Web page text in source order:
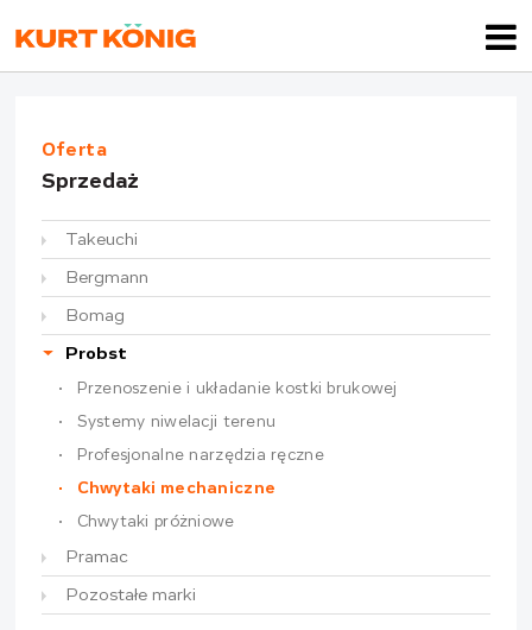
Oferta
Sprzedaż
Takeuchi
Bergmann
Bomag
Probst
Przenoszenie i układanie kostki brukowej
Systemy niwelacji terenu
Profesjonalne narzędzia ręczne
Chwytaki mechaniczne
Chwytaki próżniowe
Pramac
Pozostałe marki